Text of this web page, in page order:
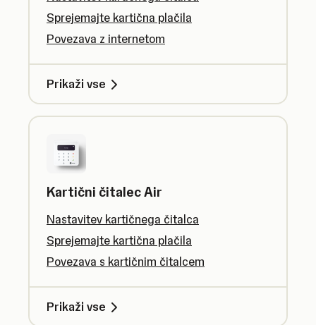
Sprejemajte kartična plačila
Povezava z internetom
Prikaži vse
Kartični čitalec Air
Nastavitev kartičnega čitalca
Sprejemajte kartična plačila
Povezava s kartičnim čitalcem
Prikaži vse